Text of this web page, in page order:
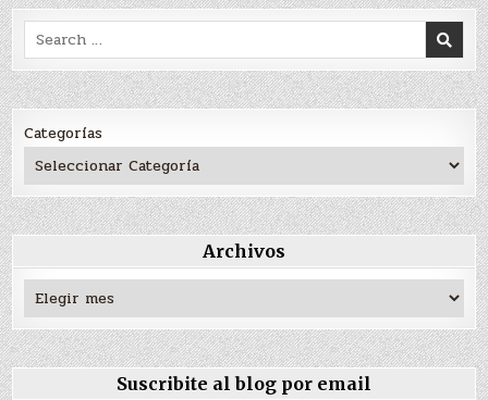
Search
for:
Categorías
Archivos
Archivos
Suscribite al blog por email